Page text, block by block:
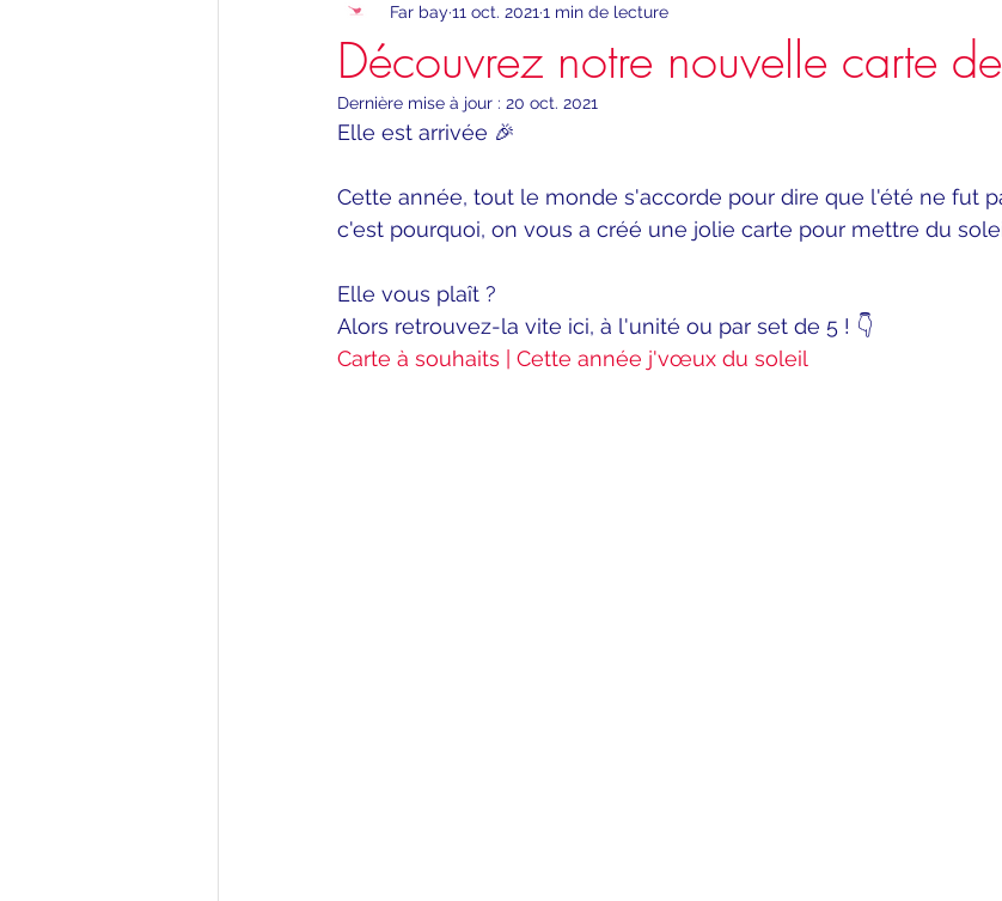
Découvrez notre nouvelle carte
Far bay 11 oct. 2021 1 min de lecture
Dernière mise à jour : 20 oct. 2021
Elle est arrivée 🎉
Cette année, tout le monde s'accorde pour dire que l'été ne fut
c'est pourquoi, on vous a créé une jolie carte pour mettre du
Elle vous plaît ?
Alors retrouvez-la vite ici, à l'unité ou par set de 5 ! 👇
Carte à souhaits | Cette année j'vœux du soleil